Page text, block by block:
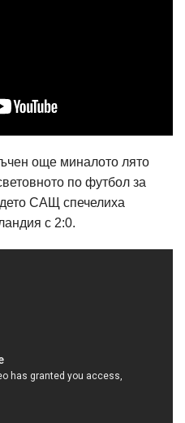
още миналото лято
по футбол за
САЩ спечелиха
с 2:0.